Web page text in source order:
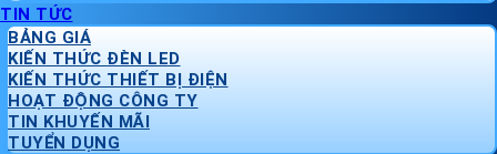
TIN TỨC
BẢNG GIÁ
KIẾN THỨC ĐÈN LED
KIẾN THỨC THIẾT BỊ ĐIỆN
HOẠT ĐỘNG CÔNG TY
TIN KHUYẾN MÃI
TUYỂN DỤNG